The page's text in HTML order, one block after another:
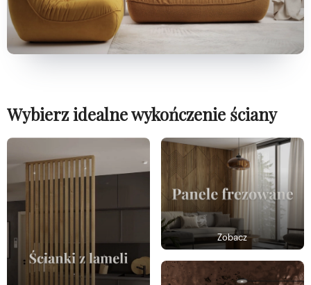
Wybierz idealne wykończenie ściany
Zobacz